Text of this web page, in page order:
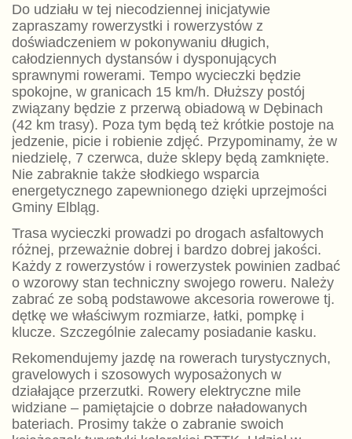
Do udziału w tej niecodziennej inicjatywie
zapraszamy rowerzystki i rowerzystów z
doświadczeniem w pokonywaniu długich,
całodziennych dystansów i dysponujących
sprawnymi rowerami. Tempo wycieczki będzie
spokojne, w granicach 15 km/h. Dłuższy postój
związany będzie z przerwą obiadową w Dębinach
(42 km trasy). Poza tym będą też krótkie postoje na
jedzenie, picie i robienie zdjęć. Przypominamy, że w
niedzielę, 7 czerwca, duże sklepy będą zamknięte.
Nie zabraknie także słodkiego wsparcia
energetycznego zapewnionego dzięki uprzejmości
Gminy Elbląg.
Trasa wycieczki prowadzi po drogach asfaltowych
różnej, przeważnie dobrej i bardzo dobrej jakości.
Każdy z rowerzystów i rowerzystek powinien zadbać
o wzorowy stan techniczny swojego roweru. Należy
zabrać ze sobą podstawowe akcesoria rowerowe tj.
dętkę we właściwym rozmiarze, łatki, pompkę i
klucze. Szczególnie zalecamy posiadanie kasku.
Rekomendujemy jazdę na rowerach turystycznych,
gravelowych i szosowych wyposażonych w
działające przerzutki. Rowery elektryczne mile
widziane – pamiętajcie o dobrze naładowanych
bateriach. Prosimy także o zabranie swoich